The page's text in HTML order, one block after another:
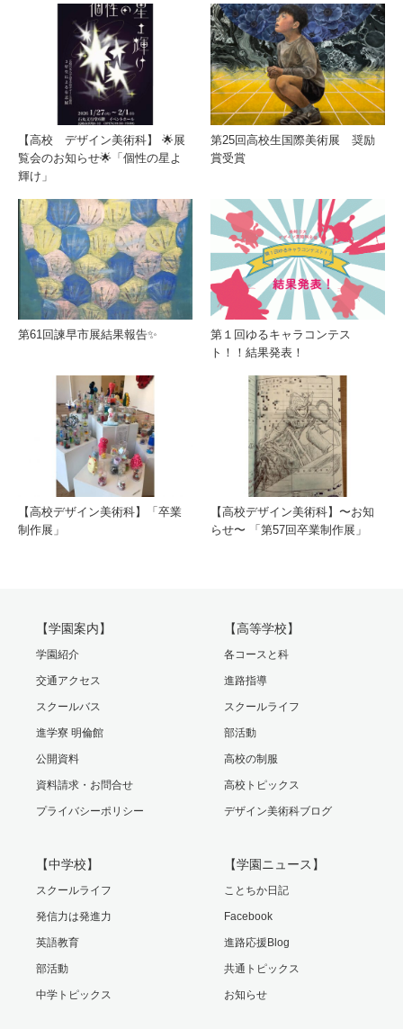
【高校 デザイン美術科】 🌟展
覧会のお知らせ🌟「個性の星よ
輝け」
第25回高校生国際美術展 奨励
賞受賞
第61回諫早市展結果報告✨
第１回ゆるキャラコンテス
ト！！結果発表！
【高校デザイン美術科】「卒業
制作展」
【高校デザイン美術科】〜お知
らせ〜 「第57回卒業制作展」
【学園案内】
学園紹介
交通アクセス
スクールバス
進学寮 明倫館
公開資料
資料請求・お問合せ
プライバシーポリシー
【高等学校】
各コースと科
進路指導
スクールライフ
部活動
高校の制服
高校トピックス
デザイン美術科ブログ
【中学校】
スクールライフ
発信力は発進力
英語教育
部活動
中学トピックス
【学園ニュース】
ことちか日記
Facebook
進路応援Blog
共通トピックス
お知らせ